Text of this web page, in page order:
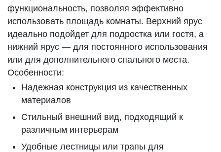
функциональность, позволяя эффективно
использовать площадь комнаты. Верхний ярус
идеально подойдет для подростка или гостя, а
нижний ярус — для постоянного использования
или для дополнительного спального места.
Особенности:
Надежная конструкция из качественных
материалов
Стильный внешний вид, подходящий к
различным интерьерам
Удобные лестницы или трапы для